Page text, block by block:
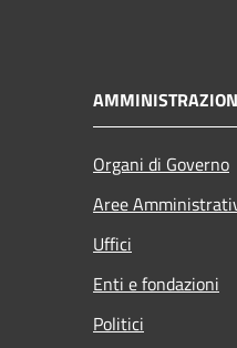
Organi di Governo
Aree
Uffici
Enti e fondazioni
Politici